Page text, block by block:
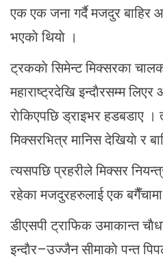
एक एक जना गर्दै मजदुर बाहिर
भएकाे थियाे ।
ट्रककाे सिमेन्ट मिक्सरका
महाराष्ट्रदेखि इन्दाैरसम्म
राेकिएपछि ड्राइभर हडबडाए ।
मिक्सरभित्र मानिस देखियाे र
त्यसपछि प्रहरीले मिक्सर
रहेका मजदुरहरुलाई एक
डीएसपी ट्राफिक उमाकान्त
इन्दाैर–उज्जैन सीमाकाे पन्त